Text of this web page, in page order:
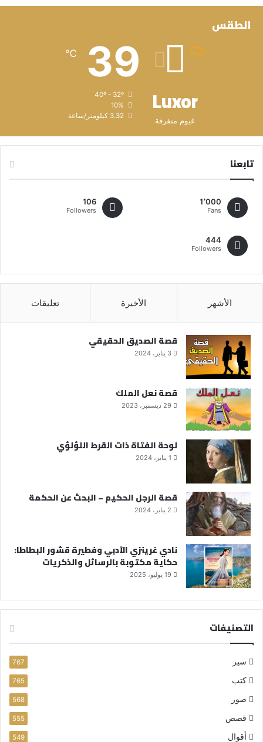
الطقس
Luxor
غيوم متفرقة
39
℃
10%
3.32 كيلومتر/ساعة
تابعنا
1٬000
Fans
106
Followers
444
Followers
الأشهر الأخيرة تعليقات
قصة الصديق الحقيقي
3 يناير، 2024
قصة نعل الملك
29 ديسمبر، 2023
لوحة الفتاة ذات القرط اللؤلؤي
1 يناير، 2024
قصة الرجل الحكيم – البحث عن الحكمة
2 يناير، 2024
نادي غرينزي الأدبي وفطيرة قشور البطاطا:
حكاية مكتوبة بالرسائل والذكريات
19 يوليو، 2025
التصنيفات
سير 767
كتب 765
صور 568
قصص 555
أقوال 549